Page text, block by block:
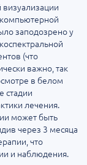
заподозрено у
(что
важно, так
в белом
стадии
лечения.
может быть
через 3 месяца
что
и наблюдения.